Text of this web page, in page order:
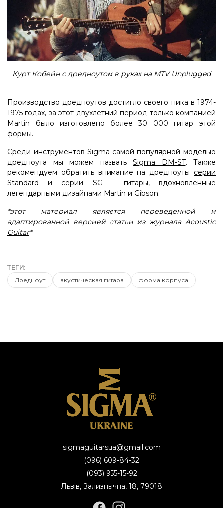
Курт Кобейн с дредноутом в руках на MTV Unplugged
Производство дредноутов достигло своего пика в 1974-
1975 годах, за этот двухлетний период только компанией
Martin было изготовлено более 30 000 гитар этой
формы.
Среди инструментов Sigma самой популярной моделью
дредноута мы можем назвать Sigma DM-ST. Также
рекомендуем обратить внимание на дредноуты серии
Standard и серии SG – гитары, вдохновленные
легендарными дизайнами Martin и Gibson.
*этот материал является переведенной и
адаптированной версией статьи из журнала Acoustic
Guitar*
ТЕГИ:
Дредноут
акустическая гитара форма корпуса
sigmaguitarsua@gmail.com
(096) 609-84-32
(093) 955-15-92
Львів, Зализнычна, 18, 79018